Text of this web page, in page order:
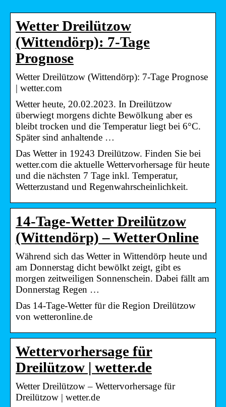
Wetter Dreilützow
(Wittendörp): 7-Tage
Prognose
Wetter Dreilützow (Wittendörp): 7-Tage Prognose
| wetter.com
Wetter heute, 20.02.2023. In Dreilützow
überwiegt morgens dichte Bewölkung aber es
bleibt trocken und die Temperatur liegt bei 6°C.
Später sind anhaltende …
Das Wetter in 19243 Dreilützow. Finden Sie bei
wetter.com die aktuelle Wettervorhersage für heute
und die nächsten 7 Tage inkl. Temperatur,
Wetterzustand und Regenwahrscheinlichkeit.
14-Tage-Wetter Dreilützow
(Wittendörp) – WetterOnline
Während sich das Wetter in Wittendörp heute und
am Donnerstag dicht bewölkt zeigt, gibt es
morgen zeitweiligen Sonnenschein. Dabei fällt am
Donnerstag Regen …
Das 14-Tage-Wetter für die Region Dreilützow
von wetteronline.de
Wettervorhersage für
Dreilützow | wetter.de
Wetter Dreilützow – Wettervorhersage für
Dreilützow | wetter.de